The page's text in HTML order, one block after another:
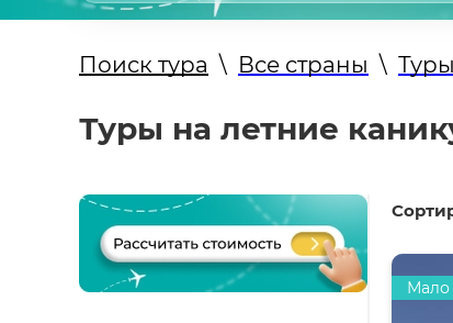
Поиск тура \ Все страны \
Туры на летние
Мало